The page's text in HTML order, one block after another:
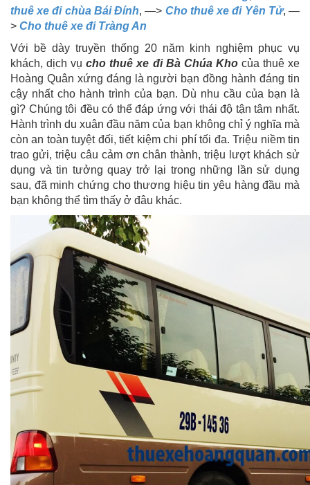
thuê xe đi chùa Bái Đính, —> Cho thuê xe đi Yên Tử, —
> Cho thuê xe đi Tràng An
Với bề dày truyền thống 20 năm kinh nghiệm phục vụ
khách, dịch vụcho thuê xe đi Bà Chúa Kho của thuê xe
Hoàng Quân xứng đáng là người bạn đồng hành đáng tin
cậy nhất cho hành trình của bạn. Dù nhu cầu của bạn là
gì? Chúng tôi đều có thể đáp ứng với thái độ tận tâm nhất.
Hành trình du xuân đầu năm của bạn không chỉ ý nghĩa mà
còn an toàn tuyệt đối, tiết kiệm chi phí tối đa. Triệu niềm tin
trao gửi, triệu câu cảm ơn chân thành, triệu lượt khách sử
dụng và tin tưởng quay trở lại trong những lần sử dụng
sau, đã minh chứng cho thương hiệu tin yêu hàng đầu mà
bạn không thể tìm thấy ở đâu khác.